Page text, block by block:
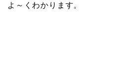
よ～くわかります。